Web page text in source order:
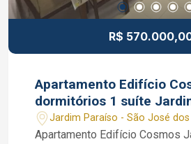
R$
Apartamento Edifício
dormitórios 1 suíte
SJCJardim Paraíso - São José
Apartamento Edifício Cosmos